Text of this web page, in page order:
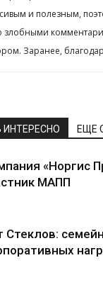
и полезным,
злобными
Заранее,
ЕЩЕ
«Норгис
МАПП
Стеклов: